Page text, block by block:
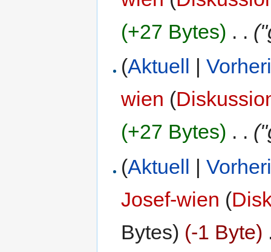
(+27 Bytes) . .
(Aktuell |
wien (
(+27 Bytes) . .
(Aktuell |
Josef-wien (
Bytes) (-1 Byte)